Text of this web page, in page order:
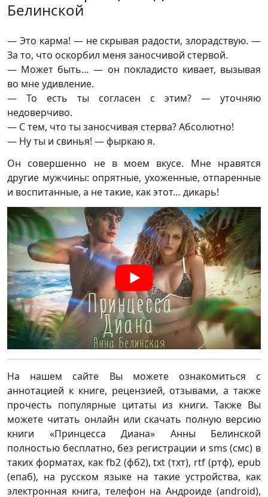
Белинской
— Это карма! — не скрывая радости, злорадствую. —
За то, что оскорбил меня заносчивой стервой.
— Может быть… — он покладисто кивает, вызывая
во мне удивление.
— То есть ты согласен с этим? — уточняю
недоверчиво.
— С тем, что ты заносчивая стерва? Абсолютно!
— Ну ты и свинья! — фыркаю я.
Он совершенно не в моем вкусе. Мне нравятся
другие мужчины: опрятные, ухоженные, отпаренные
и воспитанные, а не такие, как этот… дикарь!
На нашем сайте Вы можете ознакомиться с
аннотацией к книге, рецензией, отзывами, а также
прочесть популярные цитаты из книги. Также Вы
можете читать онлайн или скачать полную версию
книги «Принцесса Диана» Анны Белинской
полностью бесплатно, без регистрации и sms (смс) в
таких форматах, как fb2 (фб2), txt (тхт), rtf (ртф), epub
(епаб), на русском языке на такие устройства, как
электронная книга, телефон на Андроиде (android),